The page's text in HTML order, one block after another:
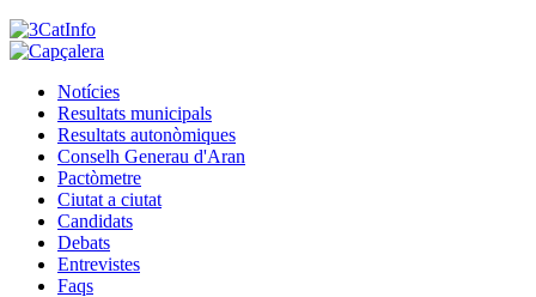
Notícies
Resultats municipals
Resultats autonòmiques
Conselh Generau d'Aran
Pactòmetre
Ciutat a ciutat
Candidats
Debats
Entrevistes
Faqs